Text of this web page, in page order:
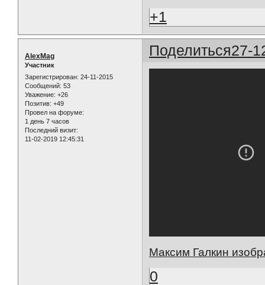
+1
Поделиться27-
AlexMag
Участник
Зарегистрирован: 24-11-2015
Сообщений: 53
Уважение: +26
Позитив: +49
Провел на форуме:
1 день 7 часов
Последний визит:
11-02-2019 12:45:31
Максим Галкин
0